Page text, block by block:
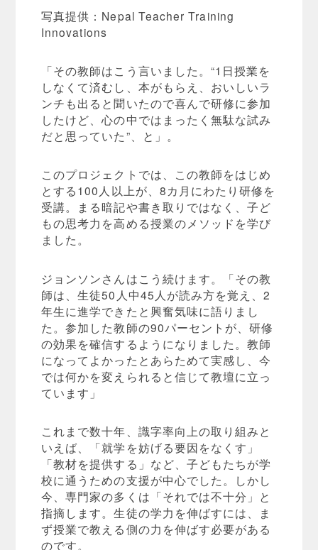
写真提供：Nepal Teacher Training
Innovations
「その教師はこう言いました。“1日授業を
しなくて済むし、本がもらえ、おいしいラ
ンチも出ると聞いたので喜んで研修に参加
したけど、心の中ではまったく無駄な試み
だと思っていた”、と」。
このプロジェクトでは、この教師をはじめ
とする100人以上が、8カ月にわたり研修を
受講。まる暗記や書き取りではなく、子ど
もの思考力を高める授業のメソッドを学び
ました。
ジョンソンさんはこう続けます。「その教
師は、生徒50人中45人が読み方を覚え、2
年生に進学できたと興奮気味に語りまし
た。参加した教師の90パーセントが、研修
の効果を確信するようになりました。教師
になってよかったとあらためて実感し、今
では何かを変えられると信じて教壇に立っ
ています」
これまで数十年、識字率向上の取り組みと
いえば、「就学を妨げる要因をなくす」
「教材を提供する」など、子どもたちが学
校に通うための支援が中心でした。しかし
今、専門家の多くは「それでは不十分」と
指摘します。生徒の学力を伸ばすには、ま
ず授業で教える側の力を伸ばす必要がある
のです。